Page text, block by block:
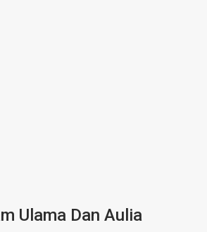
Ulama Dan Aulia